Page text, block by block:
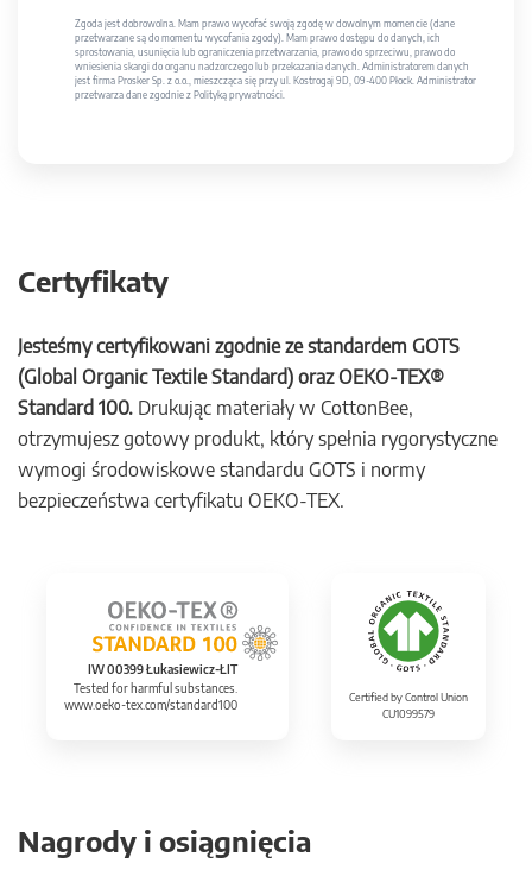
Zgoda jest dobrowolna. Mam prawo wycofać swoją zgodę w dowolnym momencie (dane
przetwarzane są do momentu wycofania zgody). Mam prawo dostępu do danych, ich
sprostowania, usunięcia lub ograniczenia przetwarzania, prawo do sprzeciwu, prawo do
wniesienia skargi do organu nadzorczego lub przekazania danych. Administratorem danych
jest firma Prosker Sp. z o.o., mieszcząca się przy ul. Kostrogaj 9D, 09-400 Płock. Administrator
przetwarza dane zgodnie z Polityką prywatności.
Certyfikaty
Jesteśmy certyfikowani zgodnie ze standardem GOTS
(Global Organic Textile Standard) oraz OEKO-TEX®
Standard 100. Drukując materiały w CottonBee,
otrzymujesz gotowy produkt, który spełnia rygorystyczne
wymogi środowiskowe standardu GOTS i normy
bezpieczeństwa certyfikatu OEKO-TEX.
IW 00399 Łukasiewicz-ŁIT
Tested for harmful substances.
www.oeko-tex.com/standard100
Certified by Control Union
CU1099579
Nagrody i osiągnięcia